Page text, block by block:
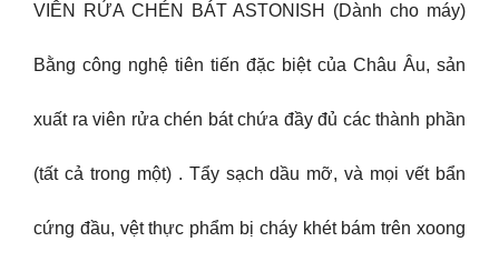
VIÊN RỬA CHÉN BÁT ASTONISH (Dành cho máy)
Bằng công nghệ tiên tiến đặc biệt của Châu Âu, sản
xuất ra viên rửa chén bát chứa đầy đủ các thành phần
(tất cả trong một) . Tẩy sạch dầu mỡ, và mọi vết bẩn
cứng đầu, vệt thực phẩm bị cháy khét bám trên xoong